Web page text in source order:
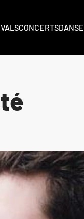
CONCERTSDANSE